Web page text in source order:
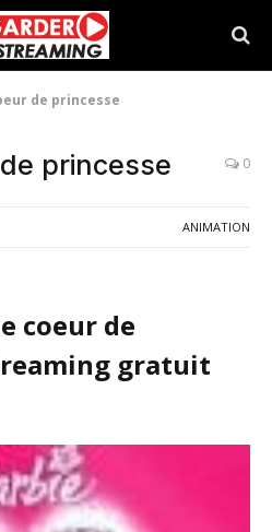
de princesse
princesse 0
ANIMATION
coeur de
gratuit